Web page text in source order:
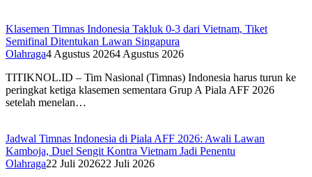
Klasemen Timnas Indonesia Takluk 0-3 dari Vietnam, Tiket
Semifinal Ditentukan Lawan Singapura
Olahraga4 Agustus 20264 Agustus 2026
TITIKNOL.ID – Tim Nasional (Timnas) Indonesia harus turun ke
peringkat ketiga klasemen sementara Grup A Piala AFF 2026
setelah menelan…
Jadwal Timnas Indonesia di Piala AFF 2026: Awali Lawan
Kamboja, Duel Sengit Kontra Vietnam Jadi Penentu
Olahraga22 Juli 202622 Juli 2026